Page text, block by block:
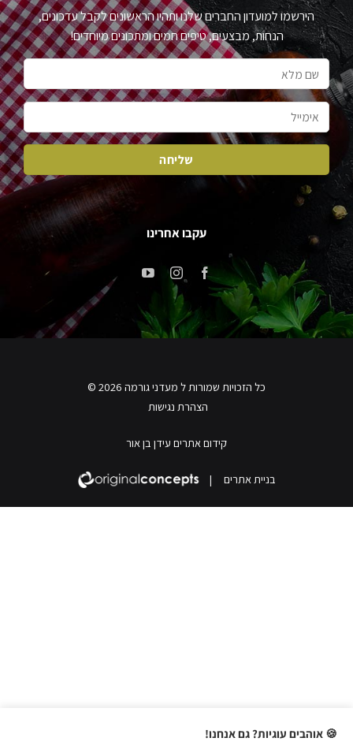
הירשמו למועדון החברים שלנו ותהיו הראשונים לקבל עדכונים,
הנחות, מבצעים, טיפים חמים ומתכונים מיוחדים!
עקבו אחרינו
כל הזכויות שמורות ל מעדני גורמה 2026 ©
הצהרת נגישות
קידום אתרים עידן בן אור
בניית אתרים |
🍪 אוהבים עוגיות? גם אנחנו!